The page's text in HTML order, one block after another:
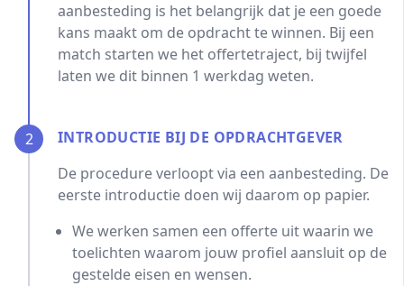
aanbesteding is het belangrijk dat je een goede
kans maakt om de opdracht te winnen. Bij een
match starten we het offertetraject, bij twijfel
laten we dit binnen 1 werkdag weten.
2
INTRODUCTIE BIJ DE OPDRACHTGEVER
De procedure verloopt via een aanbesteding. De
eerste introductie doen wij daarom op papier.
We werken samen een offerte uit waarin we
toelichten waarom jouw profiel aansluit op de
gestelde eisen en wensen.